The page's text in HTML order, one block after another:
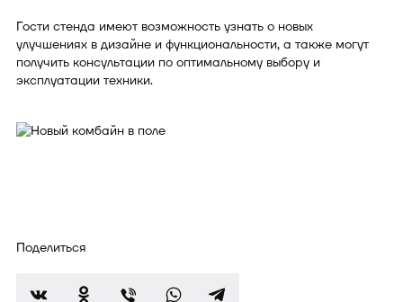
Гости стенда имеют возможность узнать о новых
улучшениях в дизайне и функциональности, а также могут
получить консультации по оптимальному выбору и
эксплуатации техники.
Поделиться